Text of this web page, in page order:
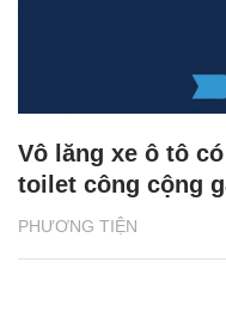
PHƯƠNG TIỆN
Vô lăng xe ô tô
toilet công cộng